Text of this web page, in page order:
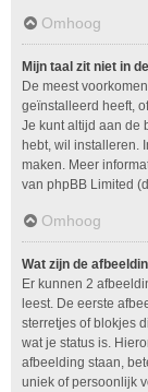
Omhoog
Mijn taal zit niet in
De meest
geïnstalleerd heeft,
Je kunt altijd aan de
hebt, wil installeren.
maken. Meer
van phpBB Limited
Omhoog
Wat zijn de
Er kunnen 2
leest. De eerste
sterretjes of blokjes
wat je status is.
afbeelding staan,
uniek of persoonlijk